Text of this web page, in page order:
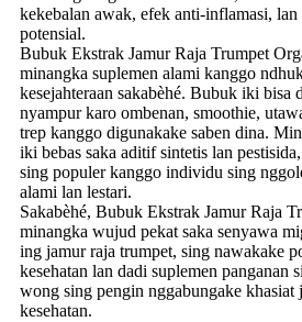
kekebalan awak, efek anti-inflamasi,
potensial.
Bubuk Ekstrak Jamur Raja Trumpet
minangka suplemen alami kanggo
kesejahteraan sakabèhé. Bubuk iki bisa
nyampur karo ombenan, smoothie,
trep kanggo digunakake saben dina.
iki bebas saka aditif sintetis lan
sing populer kanggo individu sing
alami lan lestari.
Sakabèhé, Bubuk Ekstrak Jamur Raja
minangka wujud pekat saka senyawa
ing jamur raja trumpet, sing nawakake
kesehatan lan dadi suplemen panganan
wong sing pengin nggabungake khasiat
kesehatan.